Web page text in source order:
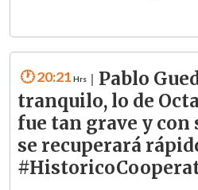
20:21
Pablo
tranquilo, lo de
fue tan grave y con
se recuperará